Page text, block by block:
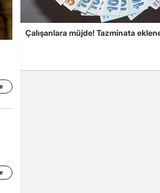
Çalışanlara müjde! Tazminata